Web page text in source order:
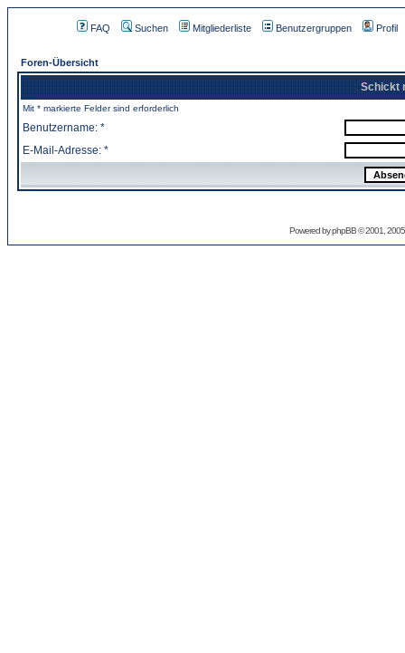
FAQ Suchen Mitgliederliste Benutzergruppen Profil
Foren-Übersicht
Schickt
Mit * markierte Felder sind erforderlich
Benutzername: *
E-Mail-Adresse: *
Powered byphpBB© 2001,